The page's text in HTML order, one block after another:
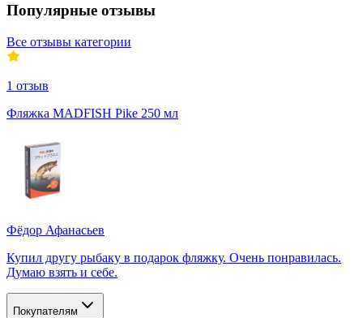
Популярные отзывы
Все отзывы категории
1 отзыв
Фляжка MADFISH Pike 250 мл
Фёдор Афанасьев
Купил другу рыбаку в подарок фляжку. Очень понравилась.
Думаю взять и себе.
Покупателям